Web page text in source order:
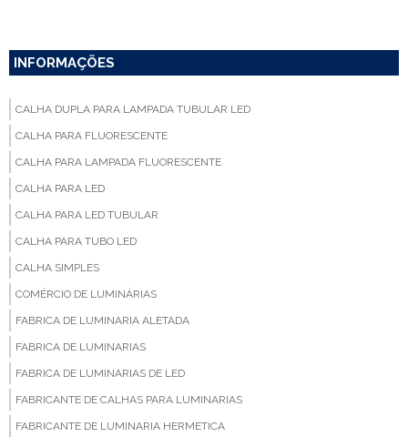
INFORMAÇÕES
CALHA DUPLA PARA LAMPADA TUBULAR LED
CALHA PARA FLUORESCENTE
CALHA PARA LAMPADA FLUORESCENTE
CALHA PARA LED
CALHA PARA LED TUBULAR
CALHA PARA TUBO LED
CALHA SIMPLES
COMÉRCIO DE LUMINÁRIAS
FABRICA DE LUMINARIA ALETADA
FABRICA DE LUMINARIAS
FABRICA DE LUMINARIAS DE LED
FABRICANTE DE CALHAS PARA LUMINARIAS
FABRICANTE DE LUMINARIA HERMETICA